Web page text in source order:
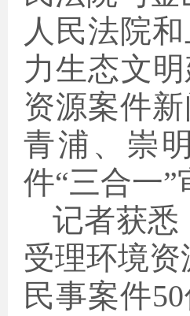
人民法院
力生态文
资源案件
青浦、崇
件“三合一
记者获悉
受理环境资
民事案件